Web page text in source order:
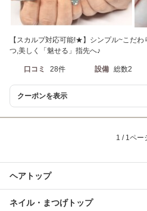
【スカルプ対応可能!★】シンプル~こだ
つ,美しく「魅せる」指先へ♪
口コミ 28件 設備 総数2
クーポンを表示
1 / 1ペー
ヘアトップ
ネイル・まつげトップ